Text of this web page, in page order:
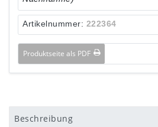
Artikelnummer: 222364
Produktseite als PDF
Beschreibung